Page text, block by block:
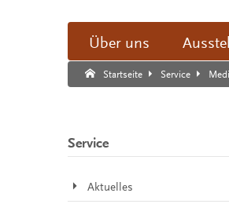
Über uns
Startseite Service
Suche:
Suche Ende.
Service
Aktuelles